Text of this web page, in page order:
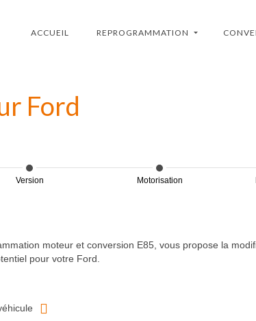
ACCUEIL REPROGRAMMATION
Ford
Version Motorisation
moteur et conversion E85, vous propose la
pour votre Ford.